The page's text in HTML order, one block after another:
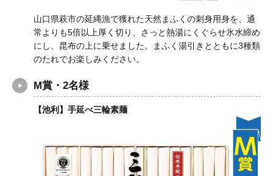
山口県萩市の延縄漁で獲れた天然まふくの刺身用身を、通
常よりも5倍以上厚く切り、さっと熱湯にくぐらせ氷水締め
にし、昆布の上に乗せました。まふく湯引きとともに3種類
のたれでお楽しみください。
M賞・2名様
【池利】手延べ三輪素麺